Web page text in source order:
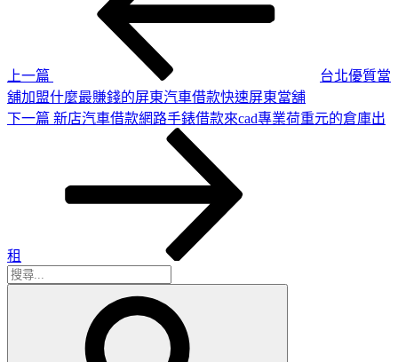
上一篇
台北優質當
舖加盟什麼最賺錢的屏東汽車借款快速屏東當舖
下
下一篇 新店汽車借款網路手錶借款來cad專業荷重元的倉庫出
租
搜